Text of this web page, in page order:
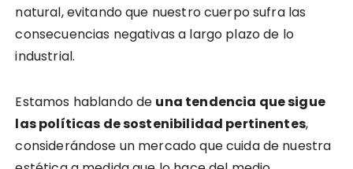
natural, evitando que nuestro cuerpo sufra las
consecuencias negativas a largo plazo de lo
industrial.
Estamos hablando de una tendencia que sigue
las políticas de sostenibilidad pertinentes,
considerándose un mercado que cuida de nuestra